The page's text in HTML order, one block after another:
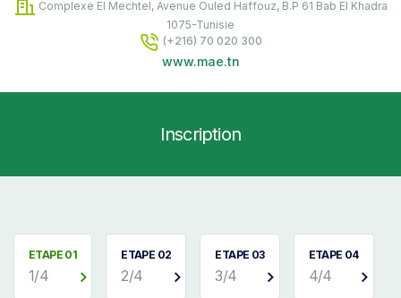
Complexe El Mechtel, Avenue Ouled Haffouz, B.P 61 Bab El Khadra
1075-Tunisie
(+216) 70 020 300
www.mae.tn
Inscription
ETAPE 01
1/4
ETAPE 02
2/4
ETAPE 03
3/4
ETAPE 04
4/4